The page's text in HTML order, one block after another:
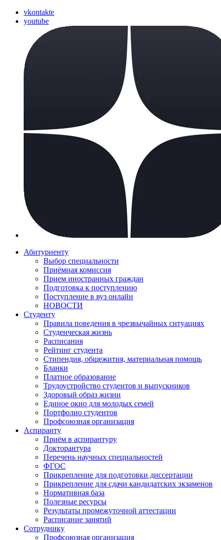
vkontakte
youtube
Абитуриенту
Выбор специальности
Приёмная комиссия
Прием иностранных граждан
Подготовка к поступлению
Поступление в вуз онлайн
НОВОСТИ
Студенту
Правила поведения в чрезвычайных ситуациях
Студенческая жизнь
Расписания
Рейтинг студента
Стипендия, общежития, материальная помощь
Бланки
Платное образование
Трудоустройство студентов и выпускников
Здоровый образ жизни
Единое окно для молодых семей
Портфолио студентов
Профсоюзная организация
Аспиранту
Приём в аспирантуру
Докторантура
Перечень научных специальностей
ФГОС
Прикрепление для подготовки диссертации
Прикрепление для сдачи кандидатских экзаменов
Нормативная база
Полезные ресурсы
Результаты промежуточной аттестации
Расписание занятий
Сотруднику
Профсоюзная организация